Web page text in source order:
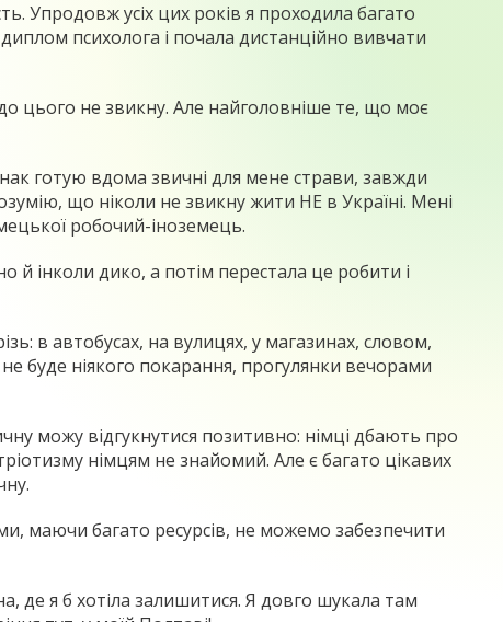
Упродовж усіх цих років я проходила багато
психолога і почала дистанційно вивчати
цього не звикну. Але найголовніше те, що моє
готую вдома звичні для мене страви, завжди
що ніколи не звикну жити НЕ в Україні. Мені
робочий-іноземець.
й інколи дико, а потім перестала це робити і
в автобусах, на вулицях, у магазинах, словом,
буде ніякого покарання, прогулянки вечорами
можу відгукнутися позитивно: німці дбають про
німцям не знайомий. Але є багато цікавих
маючи багато ресурсів, не можемо забезпечити
де я б хотіла залишитися. Я довго шукала там